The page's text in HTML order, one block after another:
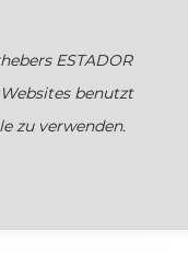
ESTADOR
benutzt
zu verwenden.